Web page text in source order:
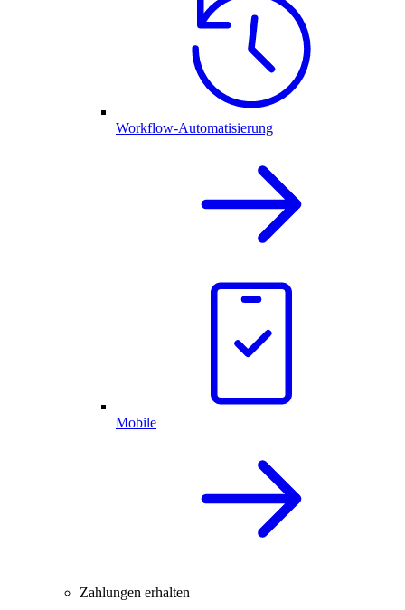
Workflow-Automatisierung
Mobile
Zahlungen erhalten